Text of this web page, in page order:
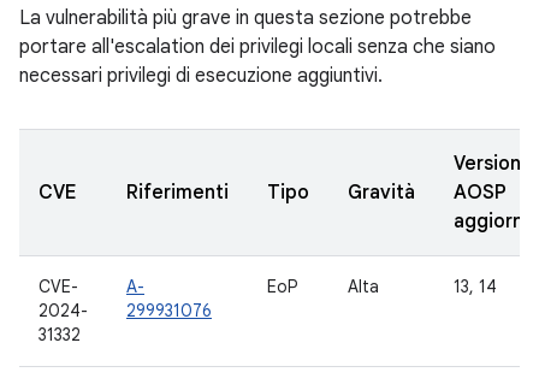
La vulnerabilità più grave in questa sezione potrebbe
portare all'escalation dei privilegi locali senza che siano
necessari privilegi di esecuzione aggiuntivi.
CVE Riferimenti Tipo Gravità
Versioni
AOSP
CVE-
2024-
31332
A-
299931076
EoP Alta 13, 14